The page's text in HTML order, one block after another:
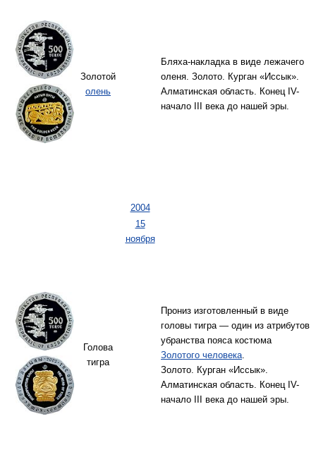
Золотой
олень
2004
Бляха-накладка в виде лежачего
оленя. Золото. Курган «Иссык».
Алматинская область. Конец IV-
начало III века до нашей эры.
Голова
тигра
15
ноября
Прониз изготовленный в виде
головы тигра — один из атрибутов
убранства пояса костюма
Золотого человека.
Золото. Курган «Иссык».
Алматинская область. Конец IV-
начало III века до нашей эры.